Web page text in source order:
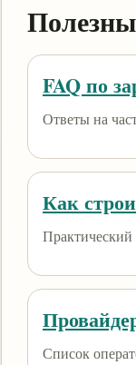
FAQ по
Ответы на
Как
Список